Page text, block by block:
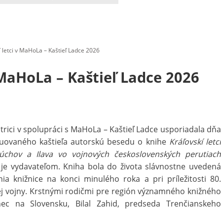
letci v MaHoLa – Kaštieľ Ladce 2026
– Kaštieľ Ladce 2026
v spolupráci s MaHoLa – Kaštieľ Ladce usporiadala dňa
kaštieľa autorskú besedu o knihe Kráľovskí letci
a Ilava vo vojnových československých perutiach
vydavateľom. Kniha bola do života slávnostne uvedená
knižnice na konci minulého roka a pri príležitosti 80.
vojny. Krstnými rodičmi pre región významného knižného
na Slovensku, Bilal Zahid, predseda Trenčianskeho